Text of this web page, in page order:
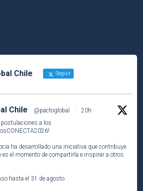
Chile Seguir
Chile @pactoglobal ·
20h
postulaciones a los
!
ha desarrollado una iniciativa que contribuye
es el momento de compartirla e inspirar a otros.
hasta el 31 de agosto.